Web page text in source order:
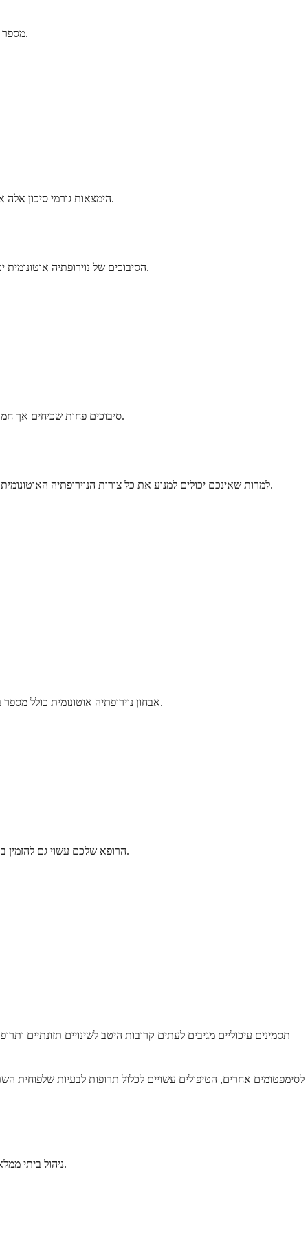
מספר גורמים יכולים להגביר את הסיכויים שלכם לפתח נוירופתיה אוטונומית. הבנה של גורמי סיכון אלה יכולה לעזור לכם לנקוט בצעדים מונעים במידת האפשר.
הימצאות גורמי סיכון אלה אינה אומרת שתפתחו בהכרח נוירופתיה אוטונומית. אנשים רבים עם גורמי סיכון לעולם לא מפתחים את המחלה, בעוד שאחרים ללא גורמי סיכון נראים כן.
הסיבוכים של נוירופתיה אוטונומית יכולים להשפיע על איכות החיים שלכם ולפעמים להוות סיכונים בריאותיים חמורים. הבנה של אלה עוזרת לכם לזהות מתי עליכם לפנות לטיפול רפואי מיידי.
סיבוכים פחות שכיחים אך חמורים כוללים קצב לב לא סדיר, התייבשות קשה וכאבים כרוניים. החדשות הטובות הן שעם ניהול נכון, ניתן למנוע או לשלוט ביעילות ברבים מסיבוכים אלה.
למרות שאינכם יכולים למנוע את כל צורות הנוירופתיה האוטונומית, אתם יכולים להפחית באופן משמעותי את הסיכון שלכם על ידי ניהול נכון של מצבים בסיסיים. זה נכון במיוחד לגבי נוירופתיה אוטונומית הקשורה לסוכרת.
אבחון נוירופתיה אוטונומית כולל מספר בדיקות לבדיקת התפקוד של מערכת העצבים האוטונומית שלכם. הרופא שלכם יתחיל בשיחה מפורטת על התסמינים שלכם וההיסטוריה הרפואית שלכם.
הרופא שלכם עשוי גם להזמין בדיקות דם לבדיקת סוכרת, מחסור בוויטמינים או מצבים אוטואימוניים. תהליך הבדיקה עוזר לקבוע אילו מערכות גוף מושפעות ומנחה את החלטות הטיפול.
תסמינים עיכוליים מגיבים לעתים קרובות היטב לשינויים תזונתיים
לסימפטומים אחרים, הטיפולים עשויים לכלול תרופות לבעיות שלפוחית
ניהול ביתי ממלא תפקיד מכריע בשליטה על תסמינים ובמניעת סיבוכים. התאמות פשוטות באורח החיים יכולות לעשות הבדל משמעותי באופן שבו אתם מרגישים יום יום.